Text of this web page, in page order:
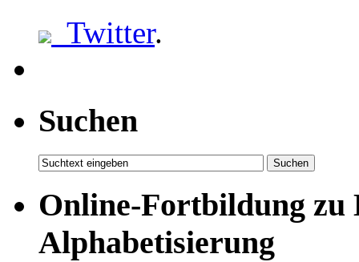
Twitter.
Suchen
Online-Fortbildung zu
Alphabetisierung